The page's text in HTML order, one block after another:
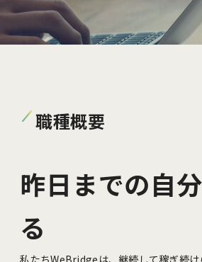
職種概要
昨日までの自
る
私たちWeBridgeは、継続して稼ぎ続